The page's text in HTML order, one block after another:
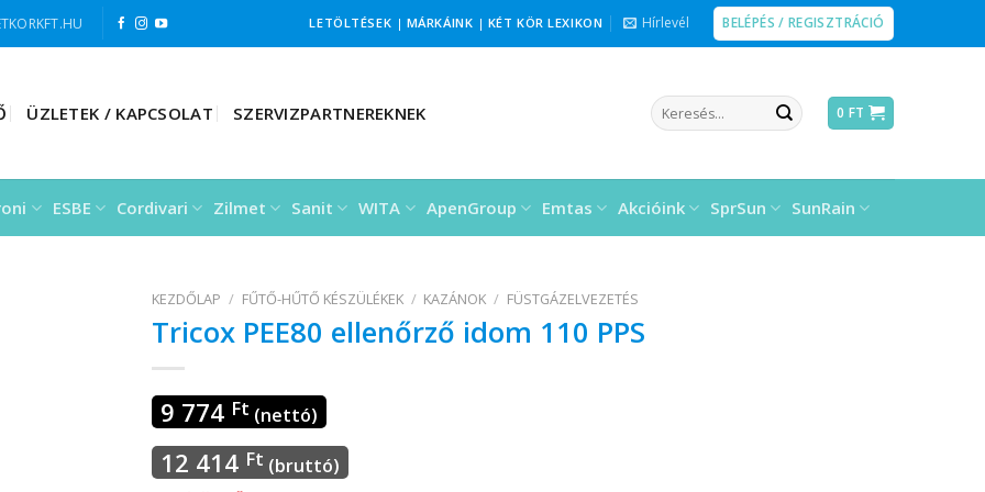
LETÖLTÉSEK | MÁRKÁINK | KÉT KÖR LEXIKON Hírlevél BELÉPÉS / REGISZTRÁCIÓ
ÜZLETEK / KAPCSOLAT SZERVIZPARTNEREKNEK
Keresés
a
0 FT
ESBE Cordivari Zilmet Sanit WITA ApenGroup Emtas Akcióink SprSun SunRain
KEZDŐLAP / FŰTŐ-HŰTŐ KÉSZÜLÉKEK / KAZÁNOK / FÜSTGÁZELVEZETÉS
Tricox PEE80 ellenőrző idom 110 PPS
9 774 Ft (nettó)
12 414 Ft (bruttó)